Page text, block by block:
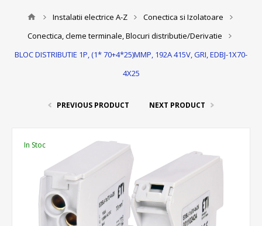
Instalatii electrice A-Z
Conectica si Izolatoare
Conectica, cleme terminale, Blocuri distributie/Derivatie
BLOC DISTRIBUTIE 1P, (1* 70+4*25)MMP, 192A 415V, GRI, EDBJ-1X70-
4X25
PREVIOUS PRODUCT NEXT PRODUCT
In Stoc